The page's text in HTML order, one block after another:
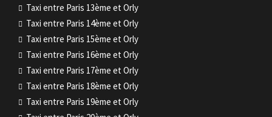
Taxi entre Paris 13ème et Orly
Taxi entre Paris 14ème et Orly
Taxi entre Paris 15ème et Orly
Taxi entre Paris 16ème et Orly
Taxi entre Paris 17ème et Orly
Taxi entre Paris 18ème et Orly
Taxi entre Paris 19ème et Orly